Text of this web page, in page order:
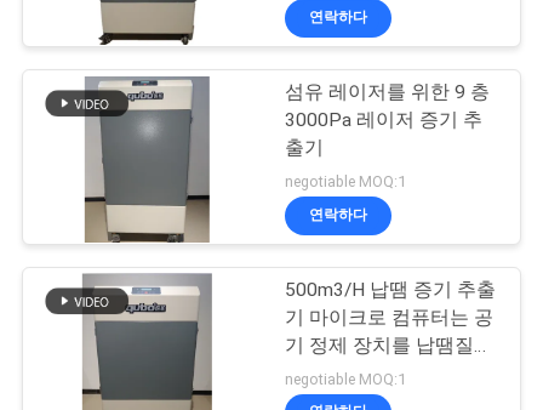
를
다
미용실 증기 추출기
23
연락하다
섬유 레이저를 위한 9 층
3000Pa 레이저 증기 추
출기
negotiable MOQ:1
연락하다
500m3/H 납땜 증기 추출
기 마이크로 컴퓨터는 공
기 정제 장치를 납땜질하
는 것 제어합니다
negotiable MOQ:1